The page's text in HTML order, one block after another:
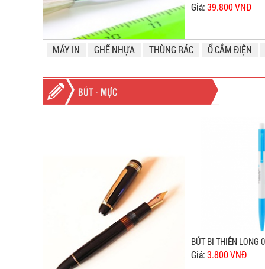
Giá:39.800 VNĐ
MÁY IN GHẾ NHỰA THÙNG RÁC Ổ CẮM ĐIỆN
BÚT - MỰC
BÚT BI THIÊN LONG
Giá:3.800 VNĐ